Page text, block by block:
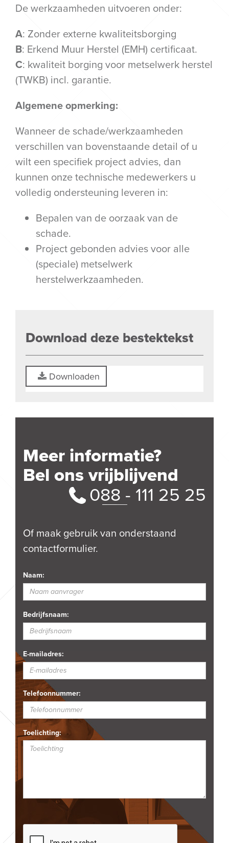
De werkzaamheden uitvoeren onder:
A: Zonder externe kwaliteitsborging
B: Erkend Muur Herstel (EMH) certificaat.
C: kwaliteit borging voor metselwerk herstel
(TWKB) incl. garantie.
Algemene opmerking:
Wanneer de schade/werkzaamheden
verschillen van bovenstaande detail of u
wilt een specifiek project advies, dan
kunnen onze technische medewerkers u
volledig ondersteuning leveren in:
Bepalen van de oorzaak van de
schade.
Project gebonden advies voor alle
(speciale) metselwerk
herstelwerkzaamheden.
Download deze bestektekst
Downloaden
Meer informatie?
Bel ons vrijblijvend
088 - 111 25 25
Of maak gebruik van onderstaand
contactformulier.
Naam:
Bedrijfsnaam:
E-mailadres:
Telefoonnummer:
Toelichting: